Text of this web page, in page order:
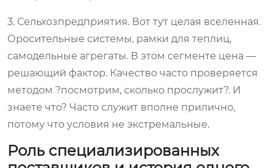
3. Сельхозпредприятия. Вот тут целая вселенная.
Оросительные системы, рамки для теплиц,
самодельные агрегаты. В этом сегменте цена —
решающий фактор. Качество часто проверяется
методом ?посмотрим, сколько прослужит?. И
знаете что? Часто служит вполне прилично,
потому что условия не экстремальные.
Роль специализированных